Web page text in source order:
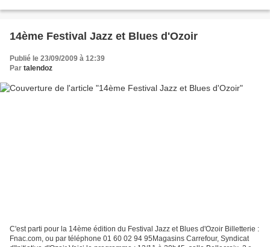
14ème Festival Jazz et Blues d'Ozoir
Publié le 23/09/2009 à 12:39
Par talendoz
C'est parti pour la 14ème édition du Festival Jazz et Blues d'Ozoir Billetterie :
Fnac.com, ou par téléphone 01 60 02 94 95Magasins Carrefour, Syndicat